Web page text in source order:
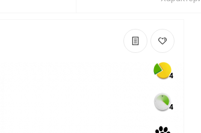
4
4